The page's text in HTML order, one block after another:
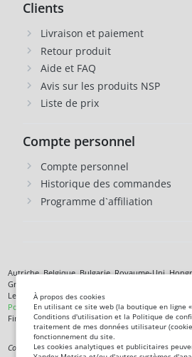
Clients
Livraison et paiement
Retour produit
Aide et FAQ
Avis sur les produits NSP
Liste de prix
Compte personnel
Compte personnel
Historique des commandes
Programme d`affiliation
Autriche, Belgique, Bulgarie, Royaume-Uni,
Grèce, Danemark, Jersey, Irlande, Islande,
Lettonie, Lituanie, Liechtenstein, Luxembourg,
Pologne, République tchèque,Roumanie , Saint-
Finlande,France, Croatie,Suède, Estonie.
Complément alimentaire. Ce n'est pas un
À propos des cookies
En utilisant ce site web (la boutique en ligne
Conditions d'utilisation et la Politique de
traitement de mes données utilisateur
fonctionnement du site.
Les cookies analytiques et publicitaires